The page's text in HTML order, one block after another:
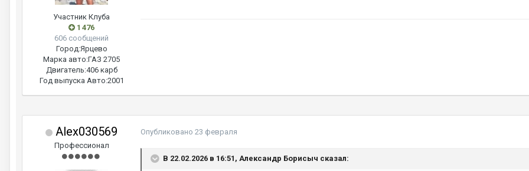
Участник Клуба
1 476
606 сообщений
Город:Ярцево
Марка авто:ГАЗ 2705
Двигатель:406 карб
Год выпуска Авто:2001
Alex030569
Профессионал
Опубликовано 23 февраля
В 22.02.2026 в 16:51, Александр Борисыч сказал: